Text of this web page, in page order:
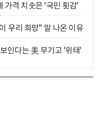
가격 치솟은 '국민 횟감'
우리 희망" 말 나온 이유
인다는 美 무기고 '위태'